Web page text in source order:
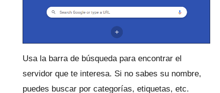
Usa la barra de búsqueda para encontrar el
servidor que te interesa. Si no sabes su nombre,
puedes buscar por categorías, etiquetas, etc.